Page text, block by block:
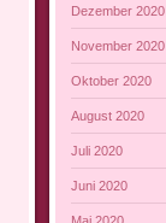
Dezember 2020
November 2020
Oktober 2020
August 2020
Juli 2020
Juni 2020
Mai 2020